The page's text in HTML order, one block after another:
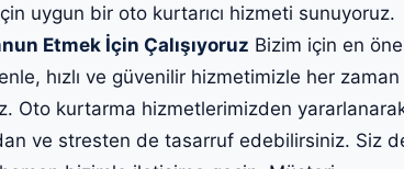
uygun bir oto kurtarıcı hizmeti sunuyoruz.
Etmek İçin Çalışıyoruz Bizim için en
hızlı ve güvenilir hizmetimizle her zaman
Oto kurtarma hizmetlerimizden
ve stresten de tasarruf edebilirsiniz. Siz